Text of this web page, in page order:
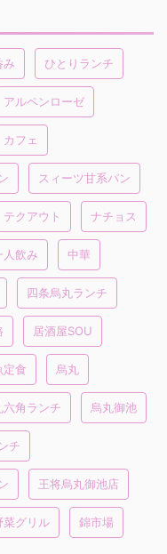
み ひとりランチ
アルペンローゼ
カフェ
スィーツ甘系パン
テクアウト ナチョス
人飲み 中華
四条烏丸ランチ
居酒屋SOU
定食 烏丸
六角ランチ 烏丸御池
チ
王将烏丸御池店
菜グリル 錦市場